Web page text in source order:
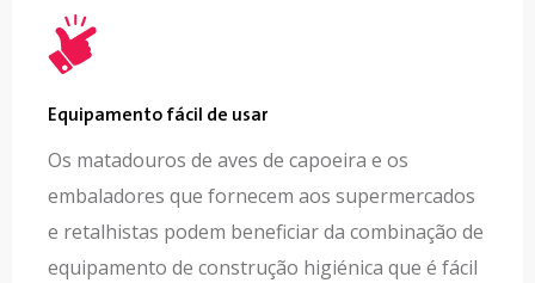
Equipamento fácil de usar
Os matadouros de aves de capoeira e os
embaladores que fornecem aos supermercados
e retalhistas podem beneficiar da combinação de
equipamento de construção higiénica que é fácil